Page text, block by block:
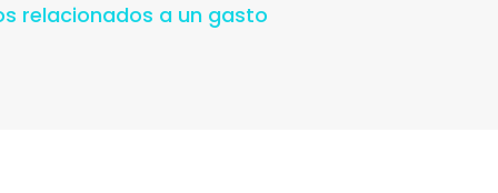
relacionados a un gasto